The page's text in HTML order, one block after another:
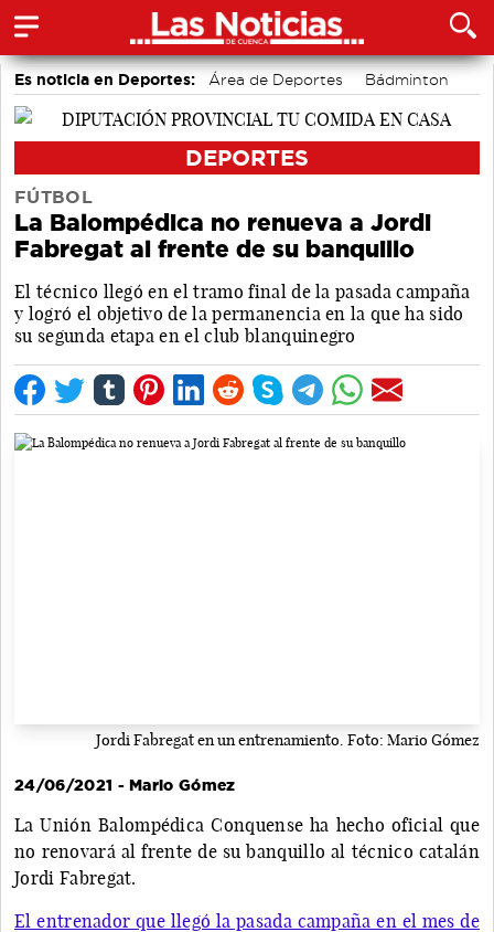
Es noticia en Deportes: Área de Deportes
Bádminton
Fútbol
Bolos conquenses
DEPORTES
FÚTBOL
La Balompédica no renueva a Jordi
Fabregat al frente de su banquillo
El técnico llegó en el tramo final de la pasada campaña
y logró el objetivo de la permanencia en la que ha sido
su segunda etapa en el club blanquinegro
Jordi Fabregat en un entrenamiento. Foto: Mario Gómez
24/06/2021 - Mario Gómez
La Unión Balompédica Conquense ha hecho oficial que
no renovará al frente de su banquillo al técnico catalán
Jordi Fabregat.
El entrenador que llegó la pasada campaña en el mes de